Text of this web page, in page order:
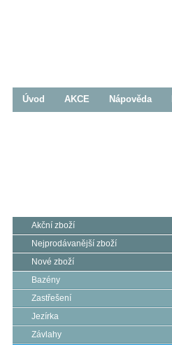
Akční zboží
Nejprodávanější zboží
Nové zboží
Bazény
Zastřešení
Jezírka
Závlahy
Úvod AKCE Nápověda